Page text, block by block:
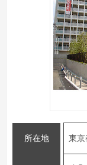
所在地 東京